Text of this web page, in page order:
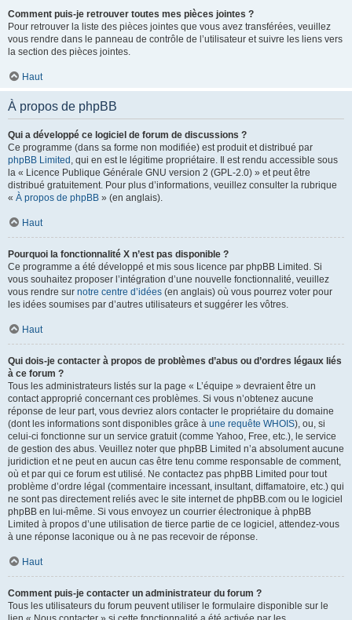
Comment puis-je retrouver toutes mes pièces jointes ?
Pour retrouver la liste des pièces jointes que vous avez transférées, veuillez
vous rendre dans le panneau de contrôle de l’utilisateur et suivre les liens vers
la section des pièces jointes.
Haut
À propos de phpBB
Qui a développé ce logiciel de forum de discussions ?
Ce programme (dans sa forme non modifiée) est produit et distribué par
phpBB Limited , qui en est le légitime propriétaire. Il est rendu accessible sous
la « Licence Publique Générale GNU version 2 (GPL-2.0) » et peut être
distribué gratuitement. Pour plus d’informations, veuillez consulter la rubrique
« À propos de phpBB » (en anglais).
Haut
Pourquoi la fonctionnalité X n’est pas disponible ?
Ce programme a été développé et mis sous licence par phpBB Limited. Si
vous souhaitez proposer l’intégration d’une nouvelle fonctionnalité, veuillez
vous rendre sur notre centre d’idées (en anglais) où vous pourrez voter pour
les idées soumises par d’autres utilisateurs et suggérer les vôtres.
Haut
Qui dois-je contacter à propos de problèmes d’abus ou d’ordres légaux liés
à ce forum ?
Tous les administrateurs listés sur la page « L’équipe » devraient être un
contact approprié concernant ces problèmes. Si vous n’obtenez aucune
réponse de leur part, vous devriez alors contacter le propriétaire du domaine
(dont les informations sont disponibles grâce à une requête WHOIS), ou, si
celui-ci fonctionne sur un service gratuit (comme Yahoo, Free, etc.), le service
de gestion des abus. Veuillez noter que phpBB Limited n’a absolument aucune
juridiction et ne peut en aucun cas être tenu comme responsable de comment,
où et par qui ce forum est utilisé. Ne contactez pas phpBB Limited pour tout
problème d’ordre légal (commentaire incessant, insultant, diffamatoire, etc.) qui
ne sont pas directement reliés avec le site internet de phpBB.com ou le logiciel
phpBB en lui-même. Si vous envoyez un courrier électronique à phpBB
Limited à propos d’une utilisation de tierce partie de ce logiciel, attendez-vous
à une réponse laconique ou à ne pas recevoir de réponse.
Haut
Comment puis-je contacter un administrateur du forum ?
Tous les utilisateurs du forum peuvent utiliser le formulaire disponible sur le